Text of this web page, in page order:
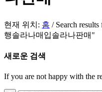
현재 위치: 홈 / Search
행솔라나매입솔라나판매"
새로운 검색
If you are not happy with the